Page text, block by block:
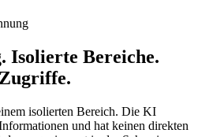
Isolierte Bereiche.
isolierten Bereich. Die KI
und hat keinen direkten